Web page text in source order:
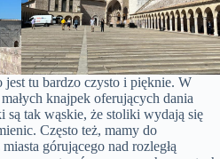
jest tu bardzo czysto i pięknie. W
knajpek oferujących dania
tak wąskie, że stoliki wydają się
Często też, mamy do
górującego nad rozległą